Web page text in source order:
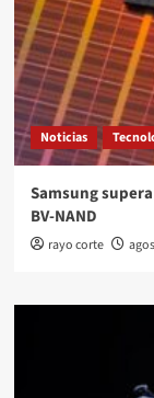
Noticias
Samsung
BV-NAND
rayo corte